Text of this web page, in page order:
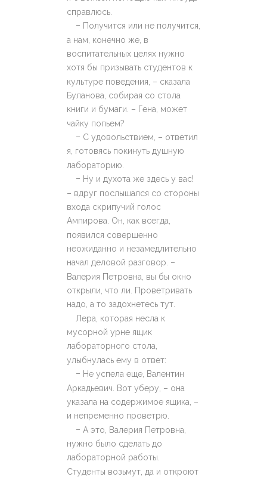
справлюсь.
– Получится или не получится,
а нам, конечно же, в
воспитательных целях нужно
хотя бы призывать студентов к
культуре поведения, – сказала
Буланова, собирая со стола
книги и бумаги. – Гена, может
чайку попьем?
– С удовольствием, – ответил
я, готовясь покинуть душную
лабораторию.
– Ну и духота же здесь у вас!
– вдруг послышался со стороны
входа скрипучий голос
Ампирова. Он, как всегда,
появился совершенно
неожиданно и незамедлительно
начал деловой разговор. –
Валерия Петровна, вы бы окно
открыли, что ли. Проветривать
надо, а то задохнетесь тут.
Лера, которая несла к
мусорной урне ящик
лабораторного стола,
улыбнулась ему в ответ:
– Не успела еще, Валентин
Аркадьевич. Вот уберу, – она
указала на содержимое ящика, –
и непременно проветрю.
– А это, Валерия Петровна,
нужно было сделать до
лабораторной работы.
Студенты возьмут, да и откроют